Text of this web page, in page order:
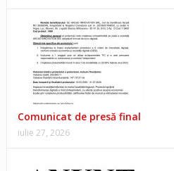
Comunicat de presă final
iulie 27, 2026